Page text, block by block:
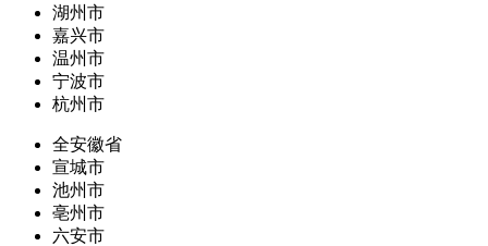
湖州市
嘉兴市
温州市
宁波市
杭州市
全安徽省
宣城市
池州市
亳州市
六安市